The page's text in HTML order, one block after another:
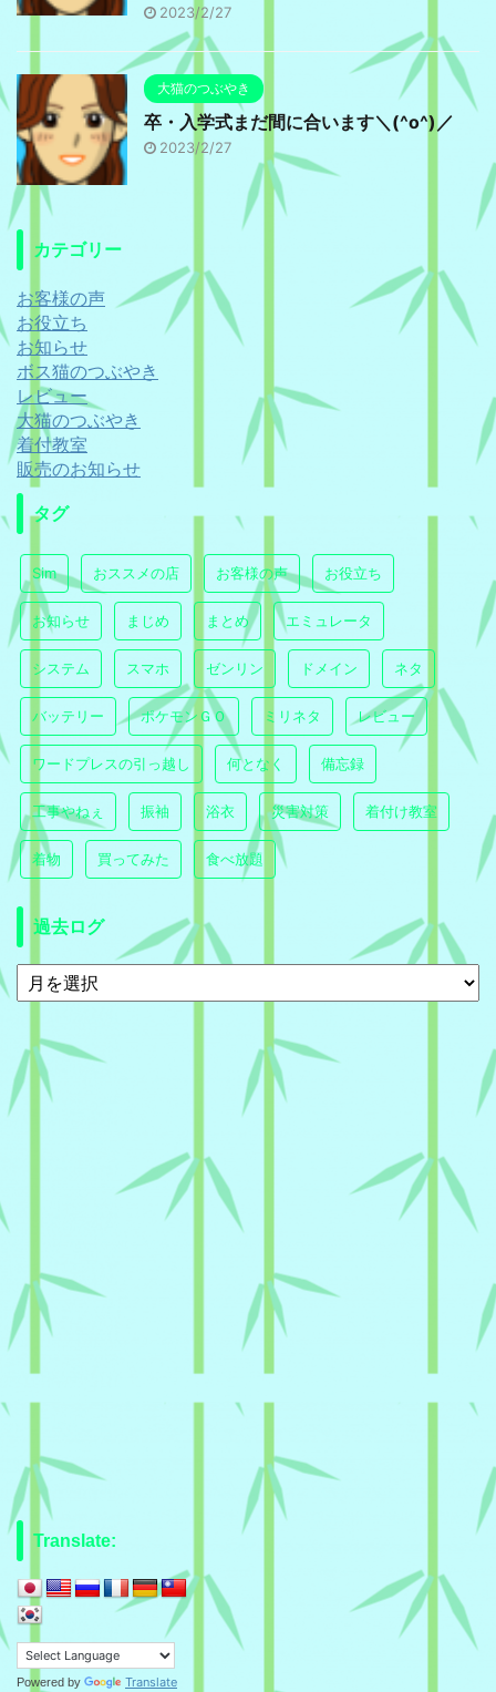
2023/2/27
大猫のつぶやき
卒・入学式まだ間に合います＼(^o^)／
2023/2/27
カテゴリー
お客様の声
お役立ち
お知らせ
ボス猫のつぶやき
レビュー
大猫のつぶやき
着付教室
販売のお知らせ
タグ
Sim おススメの店 お客様の声 お役立ち
お知らせ まじめ まとめ エミュレータ
システム スマホ ゼンリン ドメイン ネタ
バッテリー ポケモンＧＯ ミリネタ レビュー
ワードプレスの引っ越し 何となく 備忘録
工事やねぇ 振袖 浴衣 災害対策 着付け教室
着物 買ってみた 食べ放題
過去ログ
Translate:
Powered by Translate